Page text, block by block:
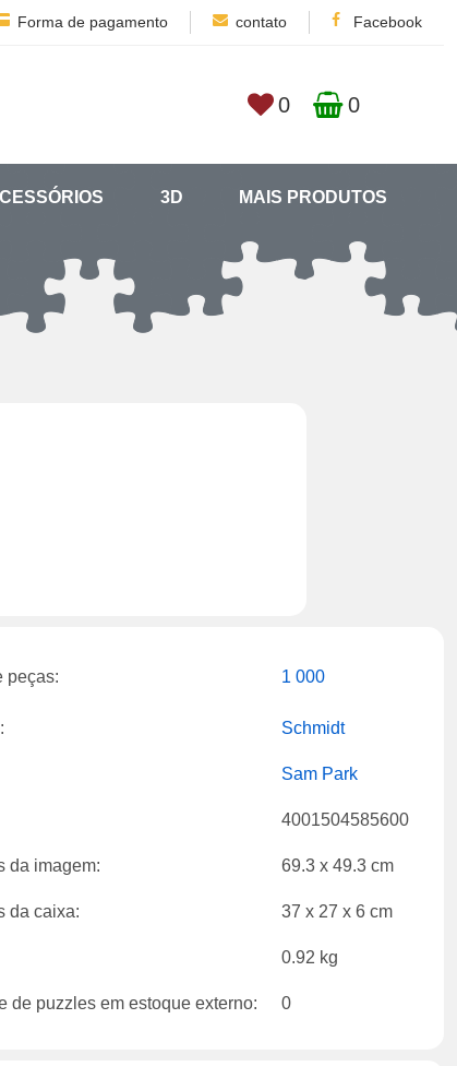
Forma de pagamento contato Facebook
0 0
3D MAIS PRODUTOS
peças: 1 000
Schmidt
Sam Park
4001504585600
da imagem: 69.3 x 49.3 cm
da caixa: 37 x 27 x 6 cm
0.92 kg
de puzzles em estoque externo: 0